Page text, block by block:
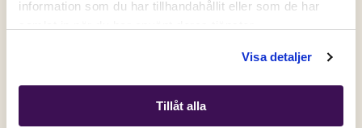
information som du har tillhandahållit eller som de har
Visa detaljer
Tillåt alla
Signa upp dig på vårt nyhetsbrev och få din unika
Gäller nya kunder och dig som inte har handlat hos oss de